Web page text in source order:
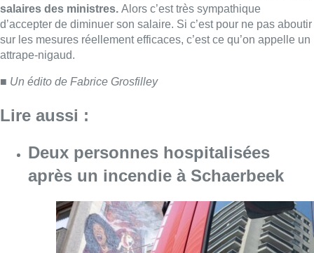
09 août 2026Consulter l'article "Deux personnes